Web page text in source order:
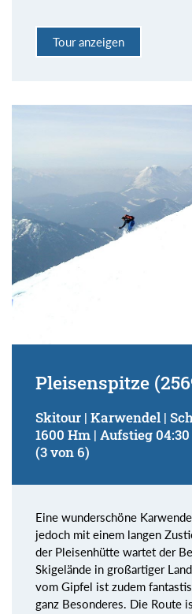
Tour anzeigen
Pleisenspitze
Skitour | Karwendel |
1600 Hm | Aufstieg
(3 von 6)
Eine wunderschöne
jedoch mit einem langen
der Pleisenhütte wartet der
Skigelände in großartiger
vom Gipfel ist zudem
ganz Besonderes. Die Route